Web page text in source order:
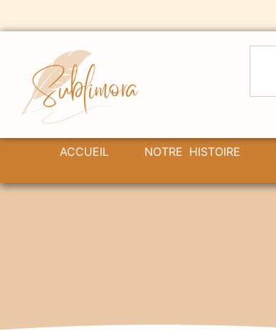
ACCUEIL NOTRE HISTOIRE